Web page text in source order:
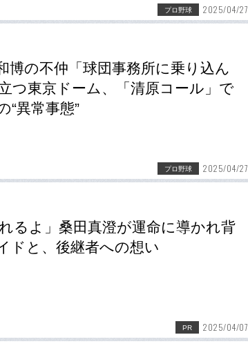
プロ野球 2025/04/27
博の不仲「球団事務所に乗り込ん
つ東京ドーム、「清原コール」で
“異常事態”
プロ野球 2025/04/27
るよ」桑田真澄が運命に導かれ背
ドと、後継者への想い
PR 2025/04/07